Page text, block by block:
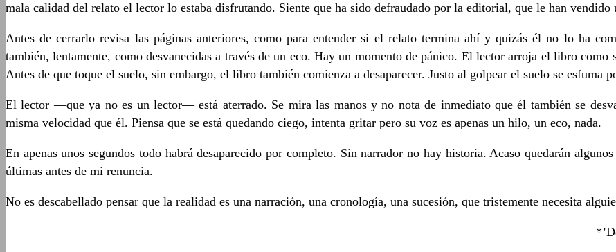
mala calidad del relato el lector lo estaba disfrutando. Siente que ha sido defraudado por la editorial, que le han vendido
Antes de cerrarlo revisa las páginas anteriores, como para entender si el relato termina ahí y quizás él no lo ha
también, lentamente, como desvanecidas a través de un eco. Hay un momento de pánico. El lector arroja el libro
Antes de que toque el suelo, sin embargo, el libro también comienza a desaparecer. Justo al golpear el suelo se esfuma
El lector —que ya no es un lector— está aterrado. Se mira las manos y no nota de inmediato que él también se
misma velocidad que él. Piensa que se está quedando ciego, intenta gritar pero su voz es apenas un hilo, un eco, nada.
En apenas unos segundos todo habrá desaparecido por completo. Sin narrador no hay historia. Acaso quedarán
últimas antes de mi renuncia.
No es descabellado pensar que la realidad es una narración, una cronología, una sucesión, que tristemente necesita